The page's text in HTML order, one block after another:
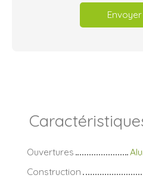
Ouvertures
Construction